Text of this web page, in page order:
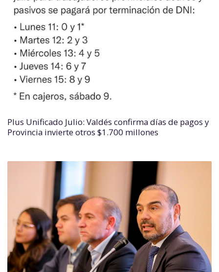
Plus Unificado Julio: Valdés confirma días de pagos y
Provincia invierte otros $1.700 millones